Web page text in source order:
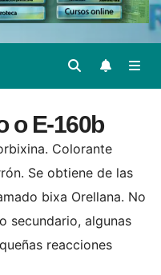
o E-160b
Colorante
Se obtiene de las
bixa Orellana. No
secundario, algunas
reacciones